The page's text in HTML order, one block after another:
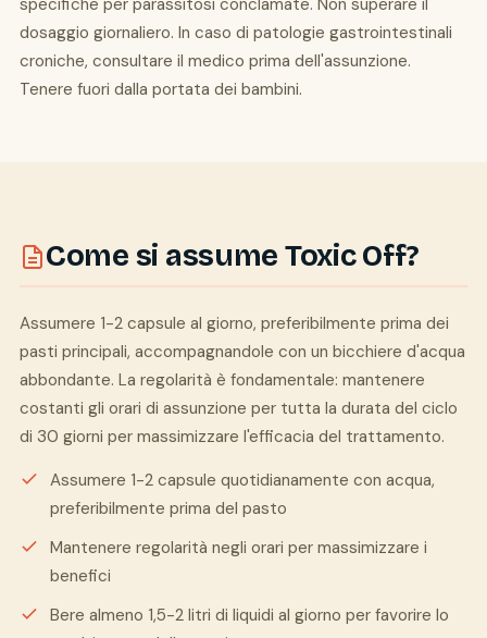
specifiche per parassitosi conclamate. Non superare il
dosaggio giornaliero. In caso di patologie gastrointestinali
croniche, consultare il medico prima dell'assunzione.
Tenere fuori dalla portata dei bambini.
Come si assume Toxic Off?
Assumere 1-2 capsule al giorno, preferibilmente prima dei
pasti principali, accompagnandole con un bicchiere d'acqua
abbondante. La regolarità è fondamentale: mantenere
costanti gli orari di assunzione per tutta la durata del ciclo
di 30 giorni per massimizzare l'efficacia del trattamento.
Assumere 1-2 capsule quotidianamente con acqua,
preferibilmente prima del pasto
Mantenere regolarità negli orari per massimizzare i
benefici
Bere almeno 1,5-2 litri di liquidi al giorno per favorire lo